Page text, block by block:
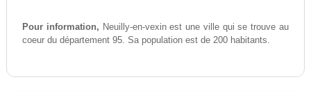
Pour information, Neuilly-en-vexin est une ville qui se trouve au
coeur du département 95. Sa population est de 200 habitants.